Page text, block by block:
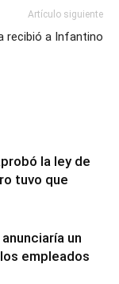
Artículo siguiente
recibió a Infantino
la ley de
tuvo que
un
empleados